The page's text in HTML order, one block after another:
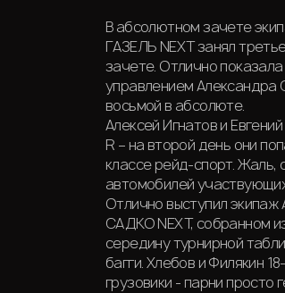
В абсолютном зачете
ГАЗЕЛЬ NEXT занял
зачете. Отлично
управлением Александра
восьмой в абсолюте.
Алексей Игнатов и
R – на второй день они
классе рейд-спорт. Жаль,
автомобилей
Отлично выступил
САДКО NEXT, собранном
середину турнирной
багги. Хлебов и Филякин
грузовики - парни просто